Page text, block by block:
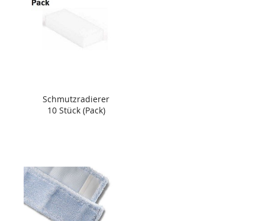
Schmutzradierer
10 Stück (Pack)